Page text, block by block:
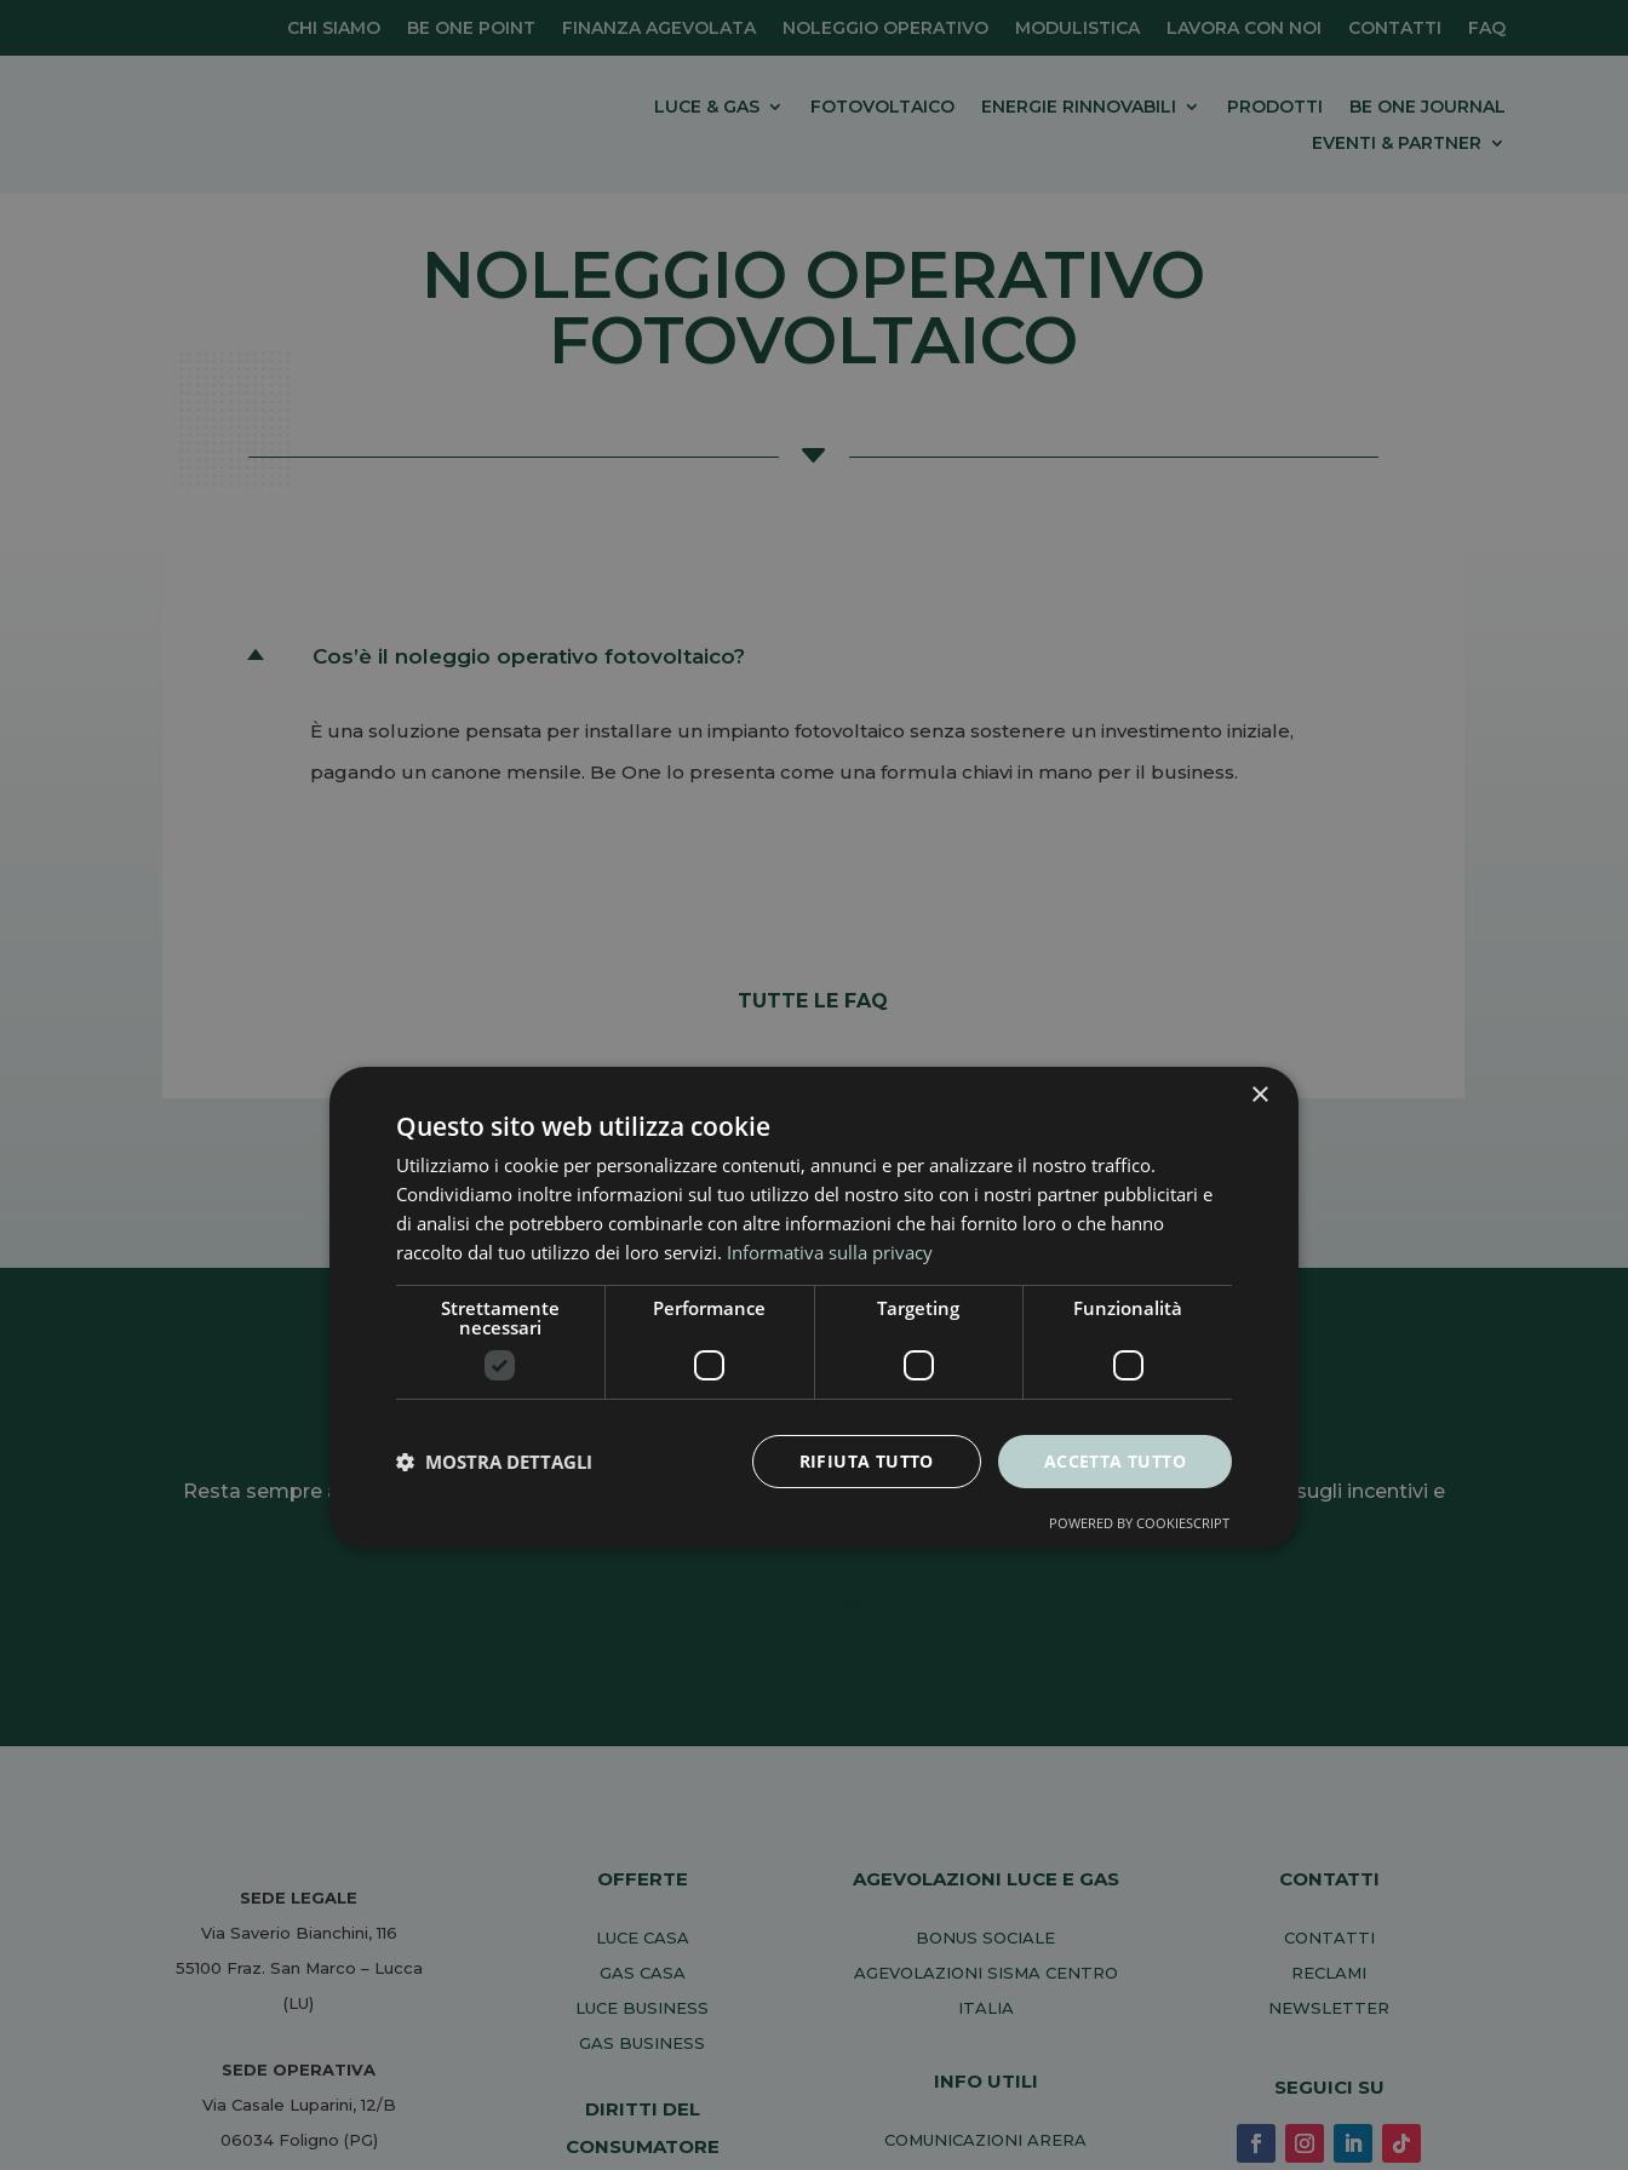
CHI SIAMO BE ONE POINT FINANZA AGEVOLATA NOLEGGIO OPERATIVO MODULISTICA LAVORA CON NOI CONTATTI FAQ
LUCE & GAS FOTOVOLTAICO ENERGIE RINNOVABILI PRODOTTI
BE ONE JOURNAL
EVENTI & PARTNER
NOLEGGIO OPERATIVO
FOTOVOLTAICO
C
D Cos’è il noleggio operativo fotovoltaico?
È una soluzione pensata per installare un impianto fotovoltaico senza sostenere un investimento iniziale,
pagando un canone mensile. Be One lo presenta come una formula chiavi in mano per il business.
TUTTE LE FAQ
Iscriviti alla nostra Newsletter
Resta sempre aggiornato su novità, offerte e soluzioni per l’efficienza energetica. Ricevi consigli utili, informazioni sugli incentivi e
tutte le opportunità per risparmiare e rendere più sostenibile la tua casa o la tua azienda.
SEDE LEGALE
Via Saverio Bianchini, 116
55100 Fraz. San Marco – Lucca
(LU)
SEDE OPERATIVA
Via Casale Luparini, 12/B
06034 Foligno (PG)
OFFERTE
LUCE CASA
GAS CASA
LUCE BUSINESS
GAS BUSINESS
DIRITTI DEL
CONSUMATORE
AGEVOLAZIONI LUCE E GAS
BONUS SOCIALE
AGEVOLAZIONI SISMA CENTRO
ITALIA
INFO UTILI
COMUNICAZIONI ARERA
CONTATTI
CONTATTI
RECLAMI
NEWSLETTER
SEGUICI SU
×
Questo sito web utilizza cookie
Utilizziamo i cookie per personalizzare contenuti, annunci e per analizzare il nostro traffico.
Condividiamo inoltre informazioni sul tuo utilizzo del nostro sito con i nostri partner pubblicitari e
di analisi che potrebbero combinarle con altre informazioni che hai fornito loro o che hanno
raccolto dal tuo utilizzo dei loro servizi. Informativa sulla privacy
Strettamente
necessari
Performance Targeting Funzionalità
ACCETTA TUTTO
RIFIUTA TUTTO
MOSTRA DETTAGLI
POWERED BY COOKIESCRIPT